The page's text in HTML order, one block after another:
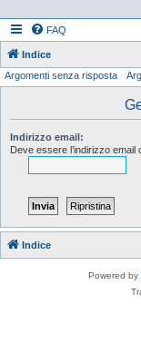
FAQ
Indice
Argomenti senza risposta
Indirizzo email:
Deve essere l’indirizzo
Indice
Powered by